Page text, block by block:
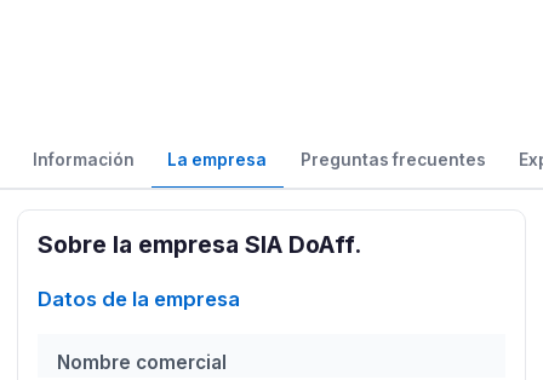
Información La empresa Preguntas frecuentes
Sobre la empresa SIA DoAff.
Datos de la empresa
Nombre comercial